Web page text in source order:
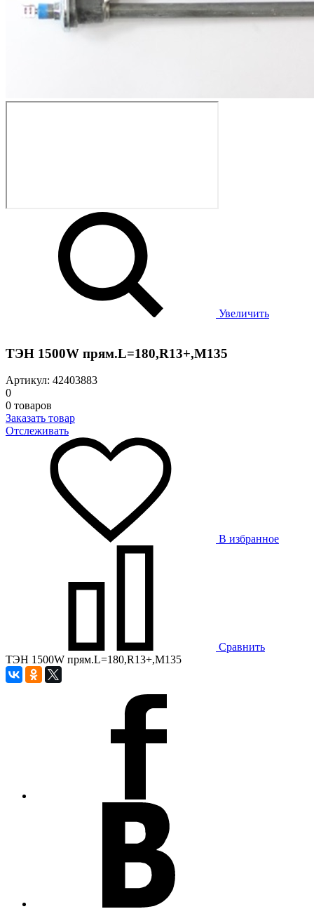
Увеличить
ТЭН 1500W прям.L=180,R13+,М135
Артикул: 42403883
0
0 товаров
Заказать товар
Отслеживать
В избранное
Сравнить
ТЭН 1500W прям.L=180,R13+,М135